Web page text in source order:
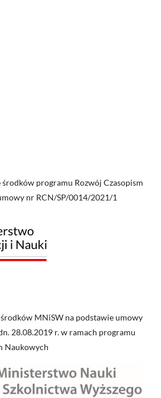
środków programu Rozwój Czasopism
nr RCN/SP/0014/2021/1
MNiSW na podstawie umowy
28.08.2019 r. w ramach programu
Naukowych